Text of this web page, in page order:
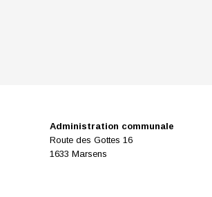
Administration communale
Route des Gottes 16
1633 Marsens